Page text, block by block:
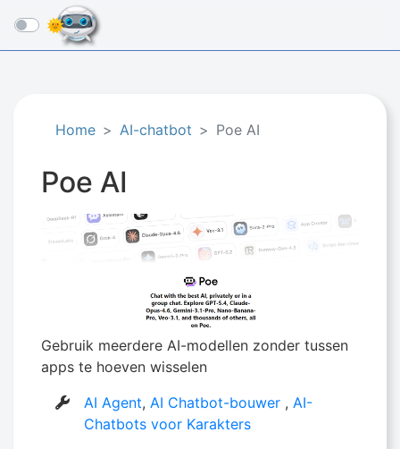
☰
Home AI-chatbot Poe AI
Poe AI
Gebruik meerdere AI-modellen zonder tussen
apps te hoeven wisselen
AI Agent,AI Chatbot-bouwer ,AI-
Chatbots voor Karakters